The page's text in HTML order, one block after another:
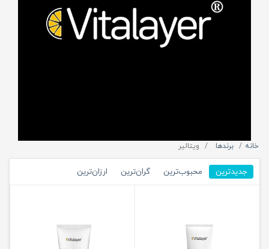
خانه برندها ویتالیر
جدیدترین محبوب‌ترین گران‌ترین ارزان‌ترین